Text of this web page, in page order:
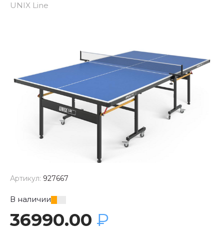
UNIX Line
Артикул: 927667
В наличии
36990.00 ₽